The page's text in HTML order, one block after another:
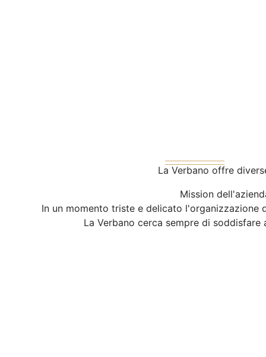
La Verbano offre
Mission
In un momento triste e delicato l'organizzazione
La Verbano cerca sempre di